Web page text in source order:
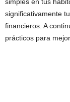
significativamente
financieros. A
prácticos para